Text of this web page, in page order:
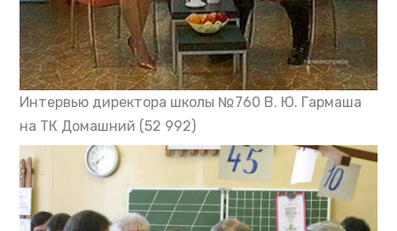
Интервью директора школы №760 В. Ю. Гармаша
на ТК Домашний (52 992)